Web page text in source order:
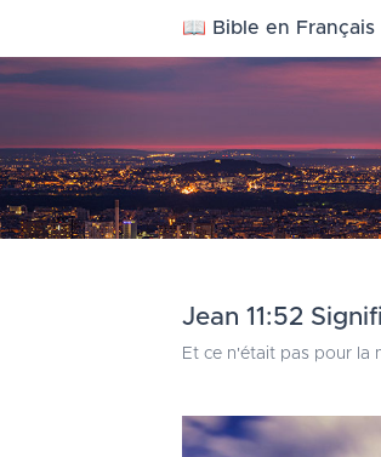
📖 Bible en Français
Jean 11:52
Et ce n'était pas pour la